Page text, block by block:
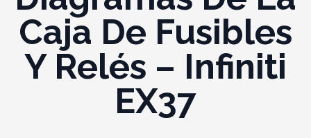
Caja De Fusibles
Y Relés – Infiniti
EX37